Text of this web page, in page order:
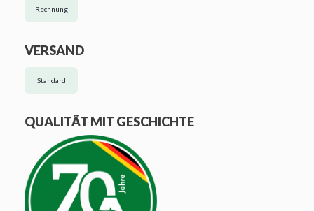
Rechnung
VERSAND
Standard
QUALITÄT MIT GESCHICHTE